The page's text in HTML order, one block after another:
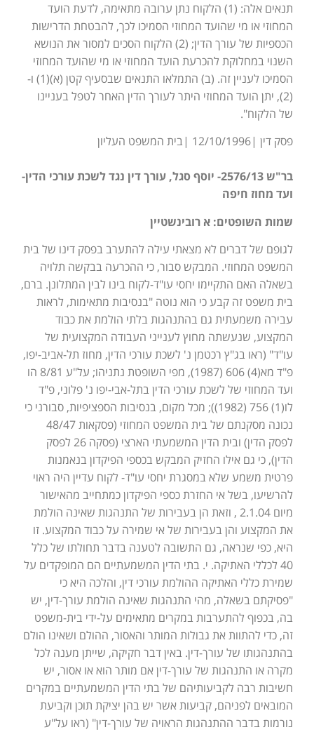
תנאים אלה: (1) הלקוח נתן ערובה מתאימה, לדעת הועד
המחוזי או מי שהועד המחוזי הסמיכו לכך, להבטחת הדרישות
הכספיות של עורך הדין; (2) הלקוח הסכים למסור את הנושא
השנוי במחלוקת להכרעת הועד המחוזי או מי שהועד המחוזי
הסמיכו לעניין זה. (ב) התמלאו התנאים שבסעיף קטן (א)(1) ו-
(2), יתן הועד המחוזי היתר לעורך הדין האחר לטפל בעניינו
של הלקוח".
פסק דין |12/10/1996 |בית המשפט העליון
בר"ש 2576/13- יוסף סגל, עורך דין נגד לשכת עורכי הדין-
ועד מחוז חיפה
שמות השופטים: א רובינשטיין
לגופם של דברים לא מצאתי עילה להתערב בפסק דינו של בית
המשפט המחוזי. המבקש סבור, כי ההכרעה בבקשה תלויה
בשאלה האם התקיימו יחסי עו"ד-לקוח בינו לבין המתלונן. ברם,
בית משפט זה קבע כי הוא נוטה "בנסיבות מתאימות, לראות
עבירה משמעתית גם בהתנהגות בלתי הולמת את כבוד
המקצוע, שנעשתה מחוץ לענייני העבודה המקצועית של
עו"ד" (ראו בג"ץ רכטמן נ' לשכת עורכי הדין, מחוז תל-אביב-יפו,
פ"ד מא(4) 606 (1987), מפי השופטת נתניהו; על"ע 8/81 הו
ועד המחוזי של לשכת עורכי הדין בתל-אבי-יפו נ' פלוני, פ"ד
לו(1) 756 (1982)); מכל מקום, בנסיבות הספציפיות, סבורני כי
נכונה מסקנתם של בית המשפט המחוזי (פסקאות 48/47
לפסק הדין) ובית הדין המשמעתי הארצי (פסקה 26 לפסק
הדין), כי גם אילו החזיק המבקש בכספי הפיקדון בנאמנות
פרטית משמע שלא במסגרת יחסי עו"ד- לקוח עדיין היה ראוי
להרשיעו, בשל אי החזרת כספי הפיקדון כמתחייב מהאישור
מיום 2.1.04 , וזאת הן בעבירות של התנהגות שאינה הולמת
את המקצוע והן בעבירות של אי שמירה על כבוד המקצוע. זו
היא, כפי שנראה, גם התשובה לטענה בדבר תחולתו של כלל
40 לכללי האתיקה. י. בתי הדין המשמעתיים הם המופקדים על
שמירת כללי האתיקה ההולמת עורכי דין, והלכה היא כי
"פסיקתם בשאלה, מהי התנהגות שאינה הולמת עורך-דין, יש
בה, בכפוף להתערבות במקרים מתאימים על-ידי בית-משפט
זה, כדי להתוות את גבולות המותר והאסור, ההולם ושאינו הולם
בהתנהגותו של עורך-דין. באין דבר חקיקה, שייתן מענה לכל
מקרה או התנהגות של עורך-דין אם מותר הוא או אסור, יש
חשיבות רבה לקביעותיהם של בתי הדין המשמעתיים במקרים
המובאים לפניהם, קביעות אשר יש בהן יציקת תוכן וקביעת
נורמות בדבר ההתנהגות הראויה של עורך-דין" (ראו על"ע